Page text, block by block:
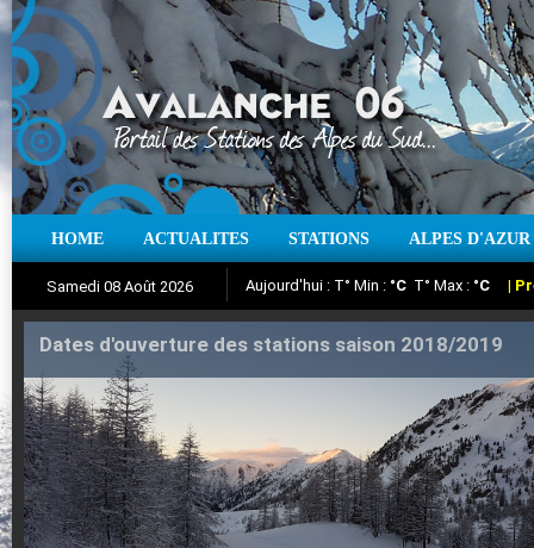
HOME ACTUALITES STATIONS ALPES D'AZUR
Samedi 08 Août 2026
Aujourd'hui : T° Min : °CT° Max : °C |
Iso à 0° :mNeige sur 12 heures :cm
Suivez en direct l'actualité des stations